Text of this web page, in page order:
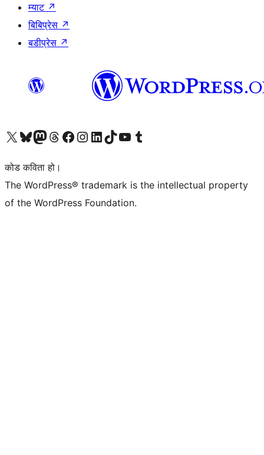
म्याट ↗
बिबिप्रेस ↗
बडीप्रेस ↗
हाम्रो X (पहिले ट्विटर) खातामा जानुहोस्
हाम्रो Bluesky खाता भ्रमण गर्नुहोस्
हाम्रो म्यास्टोडन खाता भ्रमण गर्नुहोस्
हाम्रो थ्रेड्स खातामा जानुहोस्
हाम्रो फेसबुक पेजमा जानुहोस्
हाम्रो इन्स्टाग्राम खातामा जानुहोस्
हाम्रो लिङ्क्डइन खातामा जानुहोस्
हाम्रो TikTok खाता भ्रमण गर्नुहोस्
हाम्रो युट्युब च्यानलमा जानुहोस्
हाम्रो टम्बलर खाता भ्रमण गर्नुहोस्
कोड कविता हो।
The WordPress® trademark is the intellectual property
of the WordPress Foundation.